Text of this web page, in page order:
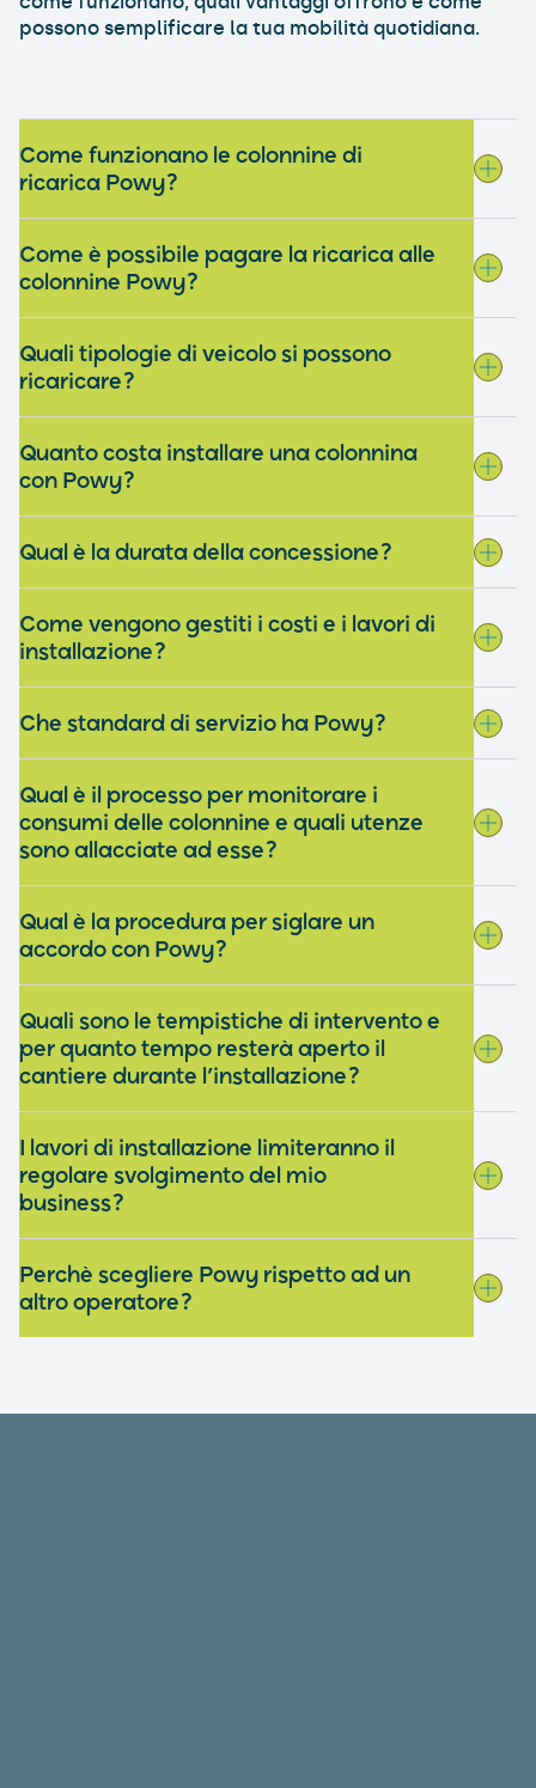
possono semplificare la tua mobilità quotidiana.
Come funzionano le colonnine di
ricarica Powy?
Come è possibile pagare la ricarica alle
colonnine Powy?
Quali tipologie di veicolo si possono
ricaricare?
Quanto costa installare una colonnina
con Powy?
Qual è la durata della concessione?
Come vengono gestiti i costi e i lavori di
installazione?
Che standard di servizio ha Powy?
Qual è il processo per monitorare i
consumi delle colonnine e quali utenze
sono allacciate ad esse?
Qual è la procedura per siglare un
accordo con Powy?
Quali sono le tempistiche di intervento e
per quanto tempo resterà aperto il
cantiere durante l’installazione?
I lavori di installazione limiteranno il
regolare svolgimento del mio
business?
Perchè scegliere Powy rispetto ad un
altro operatore?